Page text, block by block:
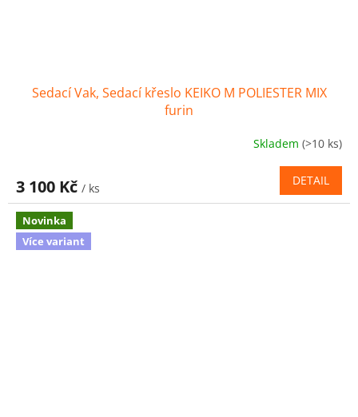
Sedací Vak, Sedací křeslo KEIKO M POLIESTER MIX
furin
Skladem (>10 ks)
3 100 Kč / ks
DETAIL
Novinka
Více variant